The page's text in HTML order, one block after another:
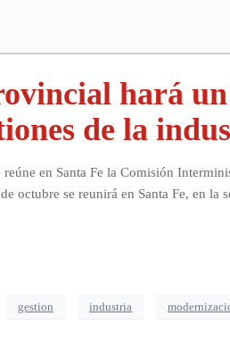
hará
de la
en Santa Fe la Comisión
octubre se reunirá en Santa Fe, en
gestion industria